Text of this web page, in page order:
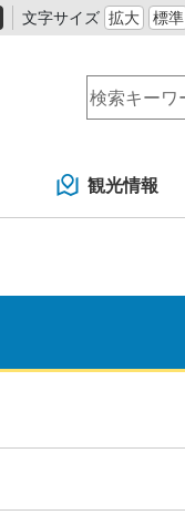
文字サイズ 拡大 標準
観光情報